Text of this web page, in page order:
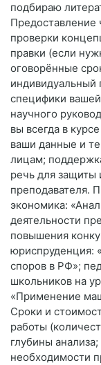
подбираю
Предоставление
проверки
правки (если
оговорённые
индивидуальный
специфики
научного
вы всегда в
ваши данные и
лицам;
речь для защиты
преподавателя.
экономика:
деятельности
повышения
юриспруденция:
споров в РФ»;
школьников на
«Применение
Сроки и
работы
глубины
необходимости